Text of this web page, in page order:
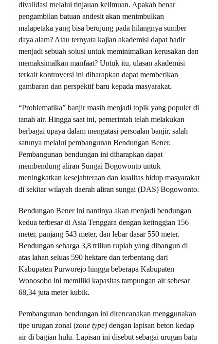
divalidasi melalui tinjauan keilmuan. Apakah benar
pengambilan batuan andesit akan menimbulkan
malapetaka yang bisa berujung pada hilangnya sumber
daya alam? Atau ternyata kajian akademisi dapat hadir
menjadi sebuah solusi untuk meminimalkan kerusakan dan
memaksimalkan manfaat? Untuk itu, ulasan akademisi
terkait kontroversi ini diharapkan dapat memberikan
gambaran dan perspektif baru kepada masyarakat.
“Problematika” banjir masih menjadi topik yang populer di
tanah air. Hingga saat ini, pemerintah telah melakukan
berbagai upaya dalam mengatasi persoalan banjir, salah
satunya melalui pembangunan Bendungan Bener.
Pembangunan bendungan ini diharapkan dapat
membendung aliran Sungai Bogowonto untuk
meningkatkan kesejahteraan dan kualitas hidup masyarakat
di sekitar wilayah daerah aliran sungai (DAS) Bogowonto.
Bendungan Bener ini nantinya akan menjadi bendungan
kedua terbesar di Asia Tenggara dengan ketinggian 156
meter, panjang 543 meter, dan lebar dasar 550 meter.
Bendungan seharga 3,8 triliun rupiah yang dibangun di
atas lahan seluas 590 hektare dan terbentang dari
Kabupaten Purworejo hingga beberapa Kabupaten
Wonosobo ini memiliki kapasitas tampungan air sebesar
68,34 juta meter kubik.
Pembangunan bendungan ini direncanakan menggunakan
tipe urugan zonal (zone type) dengan lapisan beton kedap
air di bagian hulu. Lapisan ini disebut sebagai urugan batu